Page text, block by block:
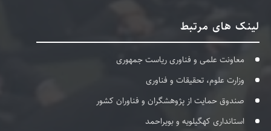
لینک های مرتبط
معاونت علمی و فناوری ریاست جمهوری
وزارت علوم، تحقیقات و فناوری
صندوق حمایت از پژوهشگران و فناوران کشور
استانداری کهگیلویه و بویراحمد